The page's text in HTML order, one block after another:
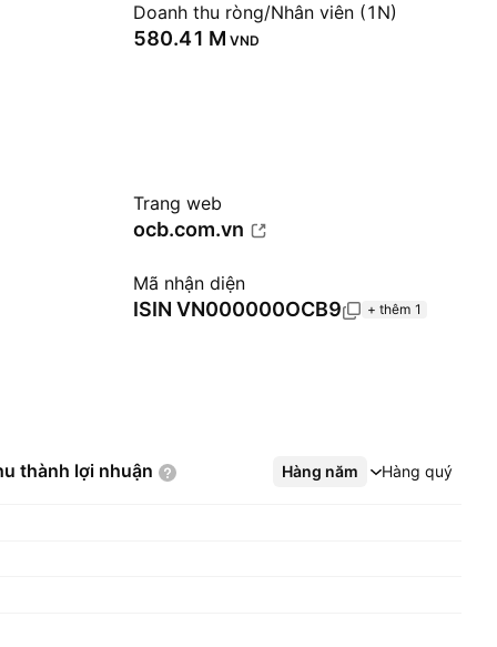
Doanh thu ròng/Nhân viên (1N)
‪580.41 M‬ VND
Trang web
ocb.com.vn
Mã nhận diện
ISIN VN000000OCB9 + thêm 1
thành lợi nhuận Hàng năm Hàng quý
Xem thêm